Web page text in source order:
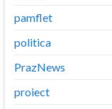
pamflet
politica
PrazNews
proiect